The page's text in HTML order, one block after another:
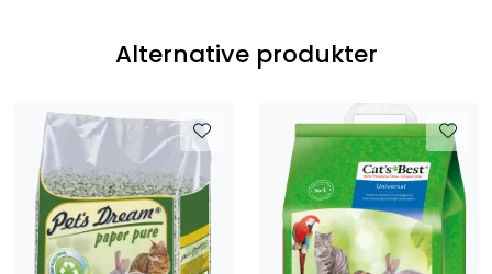
Alternative produkter